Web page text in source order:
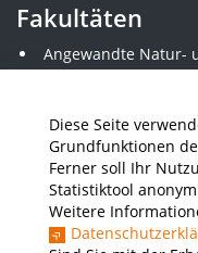
Diese Seite
Grundfunktionen
Ferner soll Ihr
Statistiktool
Weitere
Fakultäten
Angewandte Natur-
Angewandte
Elektrotechnik
Gestaltung
Informatik und
Kunststofftechnik
Maschinenbau
THWS Business